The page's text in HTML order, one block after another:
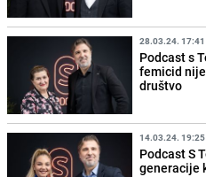
28.03.24. 17:41
Podcast s
femicid
društvo
14.03.24. 19:25
Podcast S
generacije